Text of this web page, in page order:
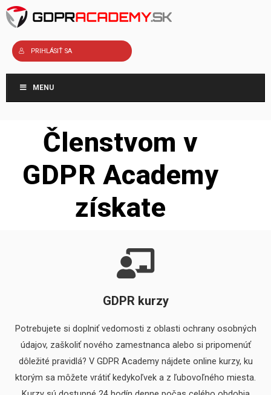
Preskočiť
na
obsah
PRIHLÁSIŤ SA
MENU
Členstvom v
GDPR Academy
získate
GDPR kurzy
Potrebujete si doplniť vedomosti z oblasti ochrany osobných
údajov, zaškoliť nového zamestnanca alebo si pripomenúť
dôležité pravidlá? V GDPR Academy nájdete online kurzy, ku
ktorým sa môžete vrátiť kedykoľvek a z ľubovoľného miesta.